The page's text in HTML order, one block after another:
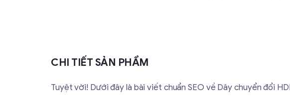
CHI TIẾT SẢN PHẨM
Tuyệt vời! Dưới đây là bài viết chuẩn SEO về Dây chuyển đổi